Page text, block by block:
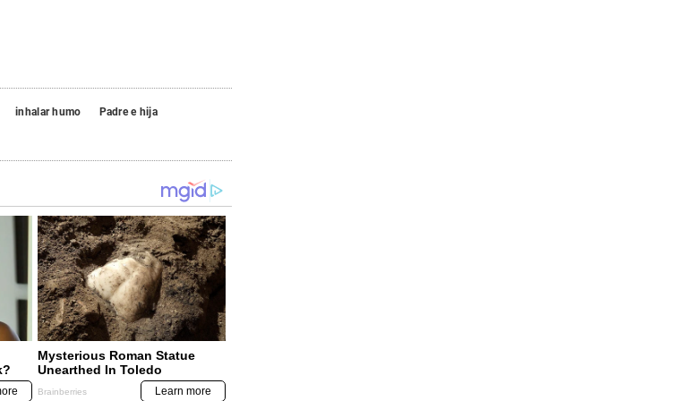
inhalar humo
Padre e hija